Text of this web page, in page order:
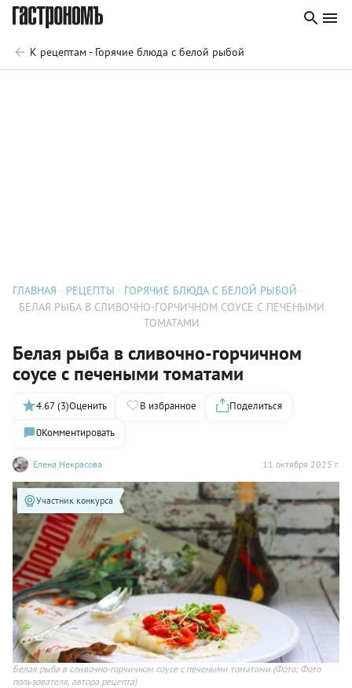
К рецептам - Горячие блюда с белой рыбой
ГЛАВНАЯ РЕЦЕПТЫ
ГОРЯЧИЕ БЛЮДА С БЕЛОЙ РЫБОЙ
БЕЛАЯ РЫБА В СЛИВОЧНО-ГОРЧИЧНОМ СОУСЕ С ПЕЧЕНЫМИ
ТОМАТАМИ
Белая рыба в сливочно-горчичном
соусе с печеными томатами
Елена Некрасова 11 октября 2025 г.
4.67 (3)Оценить В избранное
Поделиться
0Комментировать
Участник конкурса
Белая рыба в сливочно-горчичном соусе с печеными томатами (Фото: Фото
пользователя, автора рецепта)